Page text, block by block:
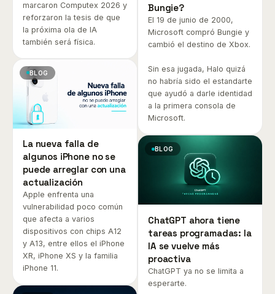
marcaron Computex 2026 y
reforzaron la tesis de que
la próxima ola de IA
también será física.
BLOG
La nueva falla de
algunos iPhone no se
puede arreglar con una
actualización
Apple enfrenta una
vulnerabilidad poco común
que afecta a varios
dispositivos con chips A12
y A13, entre ellos el iPhone
XR, iPhone XS y la familia
iPhone 11.
Bungie?
El 19 de junio de 2000,
Microsoft compró Bungie y
cambió el destino de Xbox.
Sin esa jugada, Halo quizá
no habría sido el estandarte
que ayudó a darle identidad
a la primera consola de
Microsoft.
BLOG
ChatGPT ahora tiene
tareas programadas: la
IA se vuelve más
proactiva
ChatGPT ya no se limita a
esperarte.